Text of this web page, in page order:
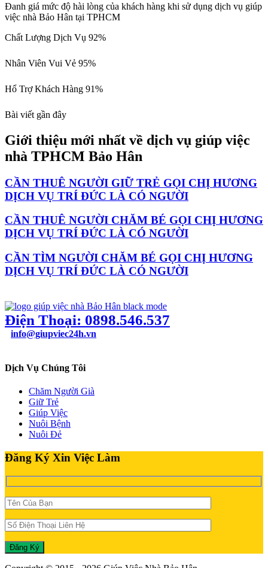
Đanh giá mức độ hài lòng của khách hàng khi sử dụng dịch vụ giúp
việc nhà Bảo Hân tại TPHCM
Chất Lượng Dịch Vụ 92%
Nhân Viên Vui Vẻ 95%
Hổ Trợ Khách Hàng 91%
Bài viết gần đây
Giới thiệu mới nhất về dịch vụ giúp việc
nhà TPHCM Bảo Hân
CẦN THUÊ NGƯỜI GIỮ TRẺ GỌI CHỊ HƯƠNG
DỊCH VỤ TRÍ ĐỨC LÀ CÓ NGƯỜI
CẦN THUÊ NGƯỜI CHĂM BÉ GỌI CHỊ HƯƠNG
DỊCH VỤ TRÍ ĐỨC LÀ CÓ NGƯỜI
CẦN TÌM NGƯỜI CHĂM BÉ GỌI CHỊ HƯƠNG
DỊCH VỤ TRÍ ĐỨC LÀ CÓ NGƯỜI
Điện Thoại: 0898.546.537
info@giupviec24h.vn
Dịch Vụ Chúng Tôi
Chăm Người Già
Giữ Trẻ
Giúp Việc
Nuôi Bệnh
Nuôi Đẻ
Đăng Ký Xin Việc Làm
Đăng Ký